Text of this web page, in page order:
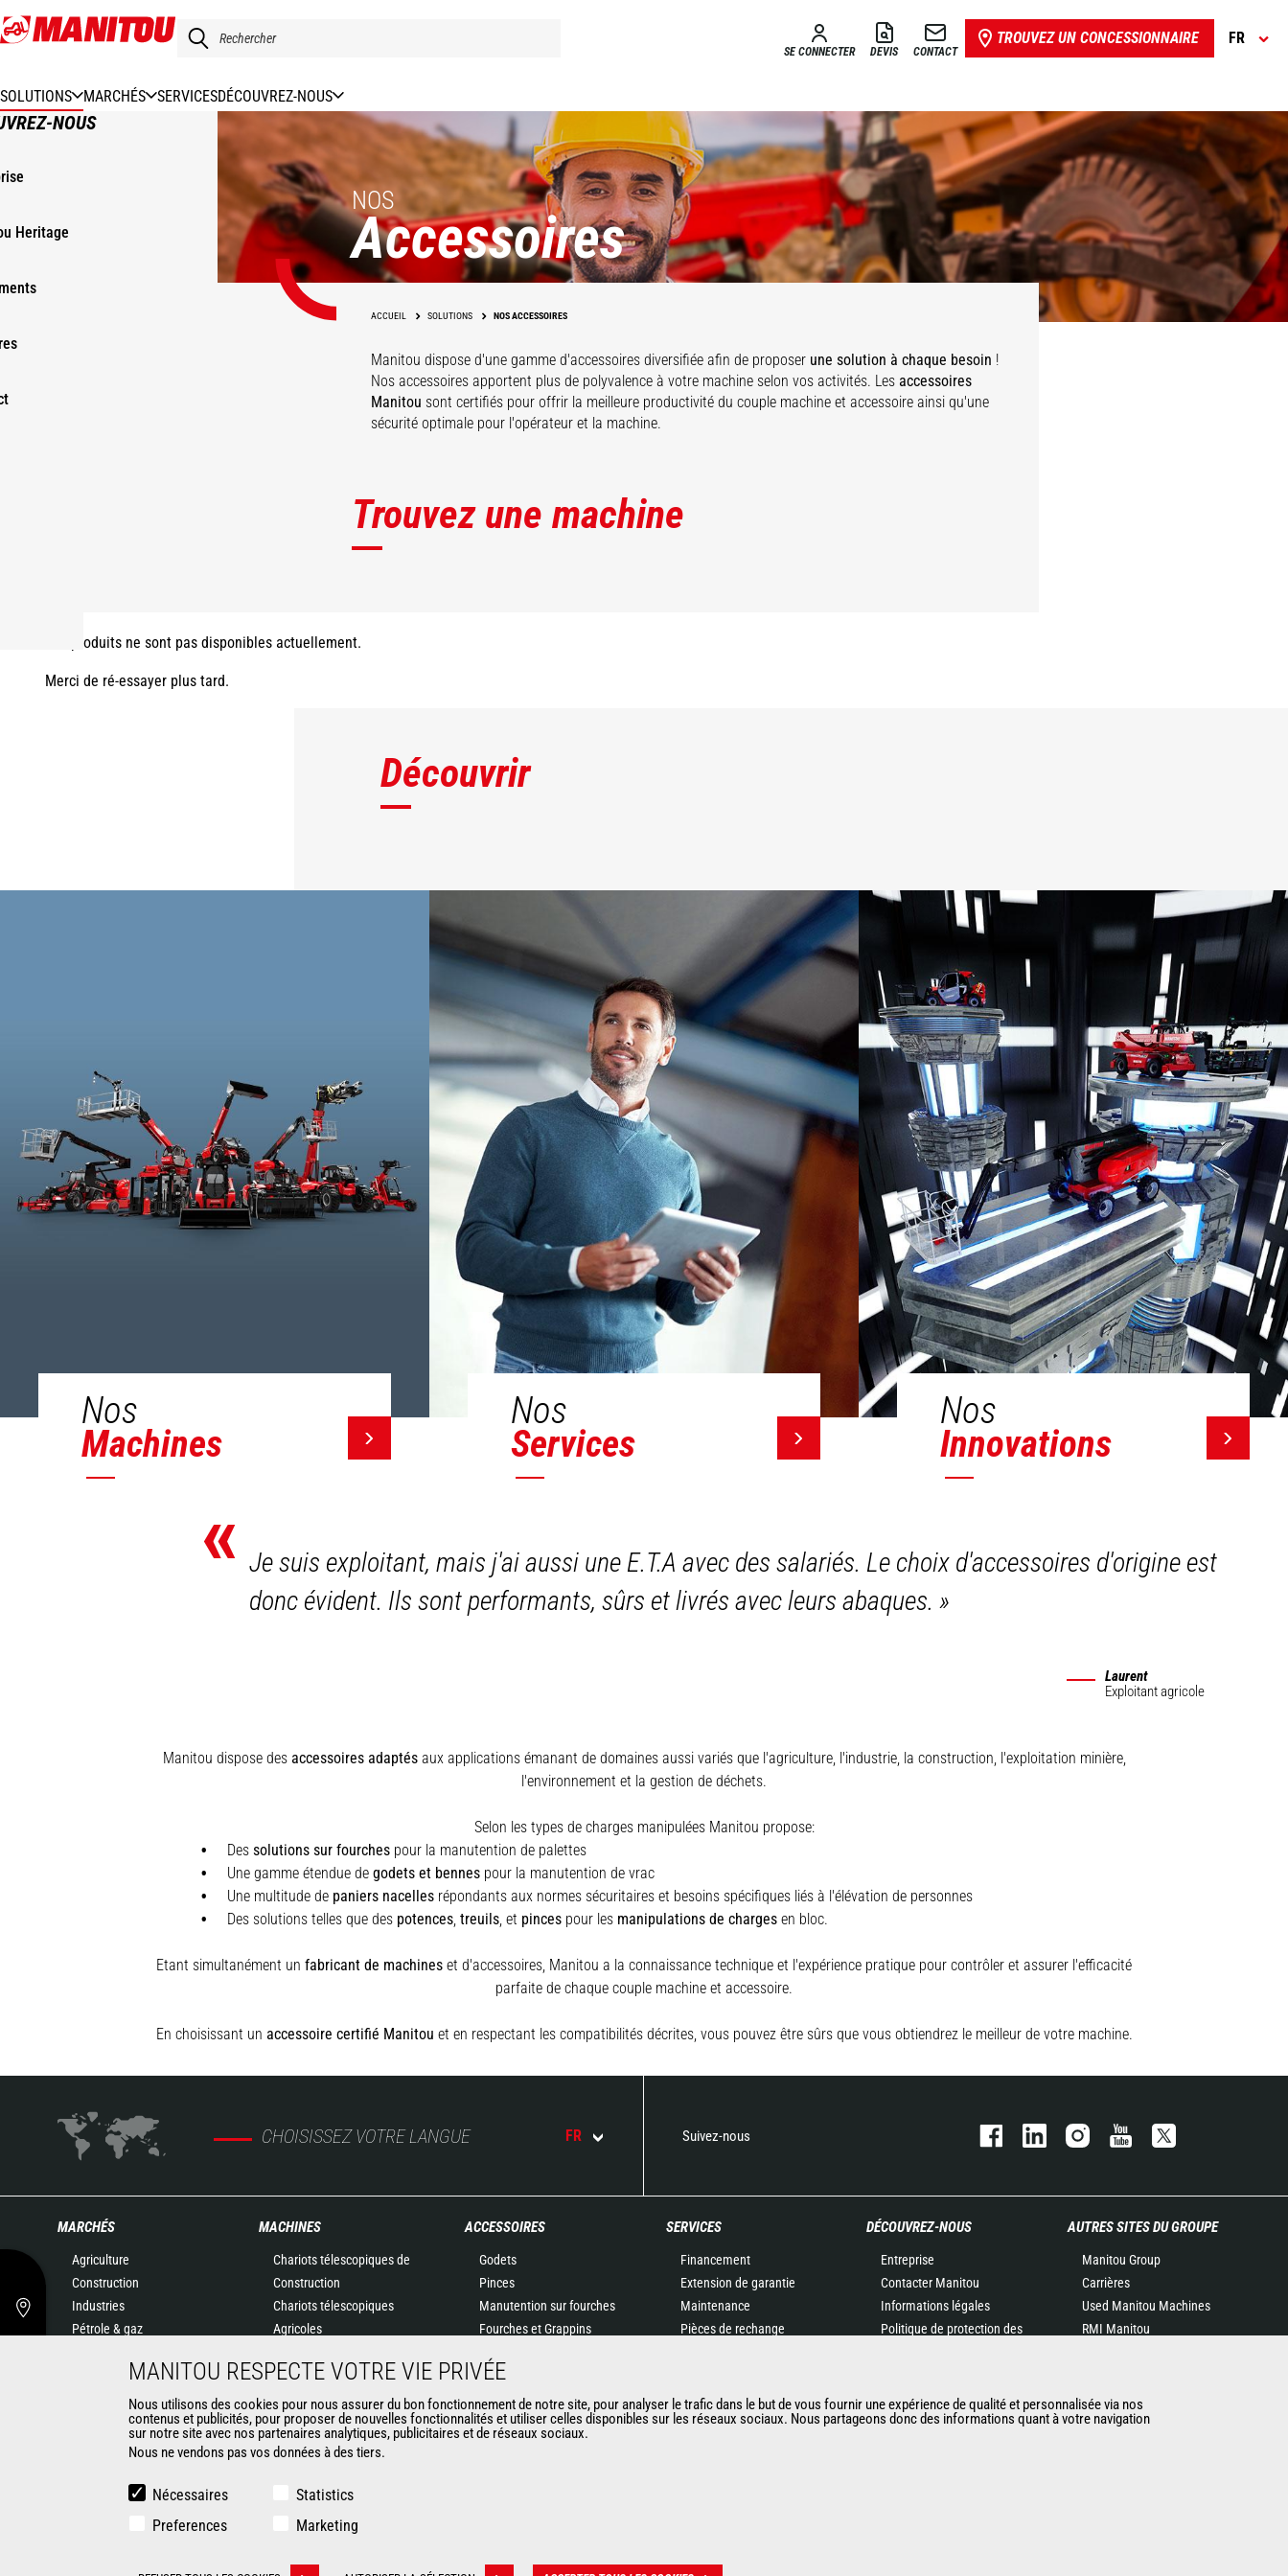
Aller
au
SE CONNECTER DEVIS CONTACT
TROUVEZ UN CONCESSIONNAIRE FR
SOLUTIONS MARCHÉS SERVICESDÉCOUVREZ-NOUS
NOUS
Heritage
NOS
Accessoires
ACCUEIL SOLUTIONS NOS ACCESSOIRES
Manitou dispose d'une gamme d'accessoires diversifiée afin de proposer une solution à chaque besoin !
Nos accessoires apportent plus de polyvalence à votre machine selon vos activités. Les accessoires
Manitou sont certifiés pour offrir la meilleure productivité du couple machine et accessoire ainsi qu'une
sécurité optimale pour l'opérateur et la machine.
Trouvez une machine
Les produits ne sont pas disponibles actuellement.
Merci de ré-essayer plus tard.
Découvrir
Nos
Machines
Nos
Services
Nos
Innovations
« Je suis exploitant, mais j'ai aussi une E.T.A avec des salariés. Le choix d'accessoires d'origine est
donc évident. Ils sont performants, sûrs et livrés avec leurs abaques.»
Laurent
Exploitant agricole
Manitou dispose des accessoires adaptésaux applications émanant de domaines aussi variés que l'agriculture, l'industrie, la construction, l'exploitation minière,
l'environnement et la gestion de déchets.
Selon les types de charges manipulées Manitou propose:
Des solutions sur fourchespour la manutention de palettes
Une gamme étendue de godets et bennespour la manutention de vrac
Une multitude de paniers nacellesrépondants aux normes sécuritaires et besoins spécifiques liés à l'élévation de personnes
Des solutions telles que des potences, treuils, et pincespour les manipulations de chargesen bloc.
Etant simultanément un fabricant de machines et d'accessoires, Manitou a la connaissance technique et l'expérience pratique pour contrôler et assurer l'efficacité
parfaite de chaque couple machine et accessoire.
En choisissant un accessoire certifié Manitou et en respectant les compatibilités décrites, vous pouvez être sûrs que vous obtiendrez le meilleur de votre machine.
CHOISISSEZ VOTRE LANGUE FR Suivez-nous
MARCHÉS
Agriculture
Construction
Industries
Pétrole & gaz
Environnement
Exploitation minière
MACHINES
Chariots télescopiques de
Construction
Chariots télescopiques
Agricoles
MLT-X
Chargeuses articulées
Nacelles élévatrices
Chariots embarqués
Chargeuses compactes
ACCESSOIRES
Godets
Pinces
Manutention sur fourches
Fourches et Grappins
Nacelles
Bennes
Balayeuses et Nettoyeurs
SERVICES
Financement
Extension de garantie
Maintenance
Pièces de rechange
Formations
Matériels d'occasion
DÉCOUVREZ-NOUS
Entreprise
Contacter Manitou
Informations légales
Politique de protection des
Actualités
Historique
AUTRES SITES DU GROUPE
Manitou Group
Carrières
Used Manitou Machines
RMI Manitou
Attachments
MANITOU RESPECTE VOTRE VIE PRIVÉE
Nous utilisons des cookies pour nous assurer du bon fonctionnement de notre site, pour analyser le trafic dans le but de vous fournir une expérience de qualité et personnalisée via nos
contenus et publicités, pour proposer de nouvelles fonctionnalités et utiliser celles disponibles sur les réseaux sociaux. Nous partageons donc des informations quant à votre navigation
sur notre site avec nos partenaires analytiques, publicitaires et de réseaux sociaux.
Nous ne vendons pas vos données à des tiers.
Nécessaires
Statistics
Preferences
Marketing